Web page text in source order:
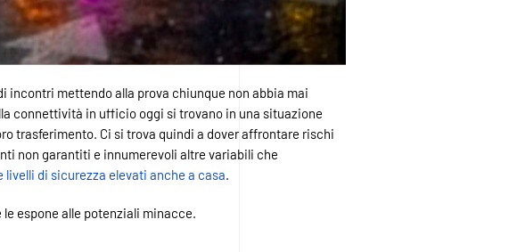
incontri mettendo alla prova chiunque non abbia mai
connettività in ufficio oggi si trovano in una situazione
trasferimento. Ci si trova quindi a dover affrontare rischi
non garantiti e innumerevoli altre variabili che
livelli di sicurezza elevati anche a casa
espone alle potenziali minacce.